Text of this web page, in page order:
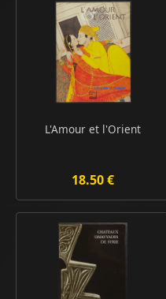
L'Amour et l'Orient
18.50 €